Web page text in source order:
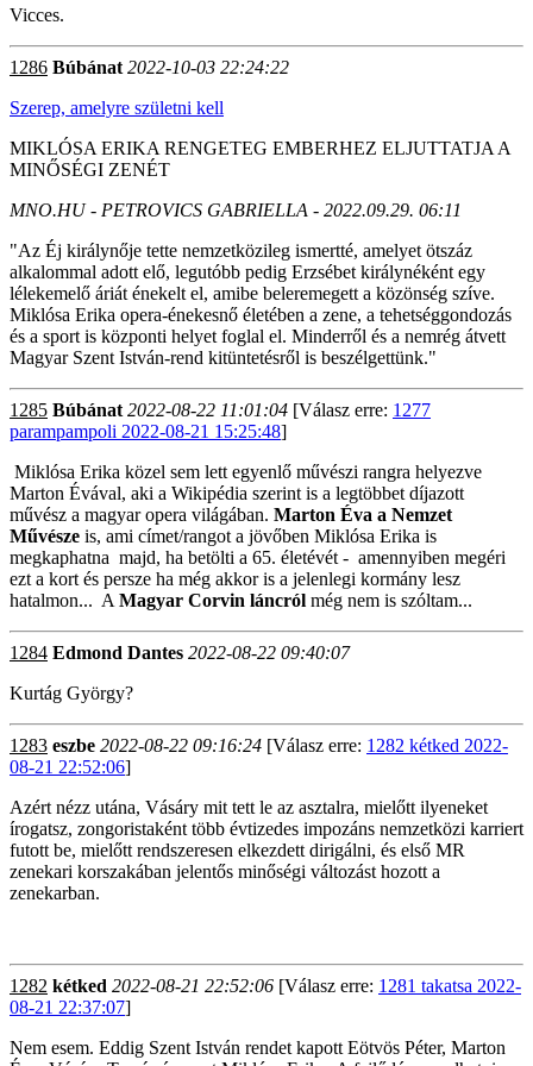
Vicces.
1286 Búbánat 2022-10-03 22:24:22
Szerep, amelyre születni kell
MIKLÓSA ERIKA RENGETEG EMBERHEZ ELJUTTATJA A
MINŐSÉGI ZENÉT
MNO.HU - PETROVICS GABRIELLA - 2022.09.29. 06:11
"Az Éj királynője tette nemzetközileg ismertté, amelyet ötszáz
alkalommal adott elő, legutóbb pedig Erzsébet királynéként egy
lélekemelő áriát énekelt el, amibe beleremegett a közönség szíve.
Miklósa Erika opera-énekesnő életében a zene, a tehetséggondozás
és a sport is központi helyet foglal el. Minderről és a nemrég átvett
Magyar Szent István-rend kitüntetésről is beszélgettünk."
1285 Búbánat 2022-08-22 11:01:04 [Válasz erre: 1277
parampampoli 2022-08-21 15:25:48]
Miklósa Erika közel sem lett egyenlő művészi rangra helyezve
Marton Évával, aki a Wikipédia szerint is a legtöbbet díjazott
művész a magyar opera világában. Marton Éva a Nemzet
Művésze is, ami címet/rangot a jövőben Miklósa Erika is
megkaphatna majd, ha betölti a 65. életévét - amennyiben megéri
ezt a kort és persze ha még akkor is a jelenlegi kormány lesz
hatalmon... A Magyar Corvin láncról még nem is szóltam...
1284 Edmond Dantes 2022-08-22 09:40:07
Kurtág György?
1283 eszbe 2022-08-22 09:16:24 [Válasz erre: 1282 kétked 2022-
08-21 22:52:06]
Azért nézz utána, Vásáry mit tett le az asztalra, mielőtt ilyeneket
írogatsz, zongoristaként több évtizedes impozáns nemzetközi karriert
futott be, mielőtt rendszeresen elkezdett dirigálni, és első MR
zenekari korszakában jelentős minőségi változást hozott a
zenekarban.
1282 kétked 2022-08-21 22:52:06 [Válasz erre: 1281 takatsa 2022-
08-21 22:37:07]
Nem esem. Eddig Szent István rendet kapott Eötvös Péter, Marton